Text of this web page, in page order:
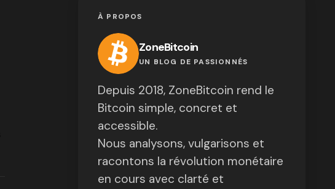
À PROPOS
ZoneBitcoin
UN BLOG DE PASSIONNÉS
Depuis 2018, ZoneBitcoin rend le
Bitcoin simple, concret et
accessible.
Nous analysons, vulgarisons et
racontons la révolution monétaire
en cours avec clarté et